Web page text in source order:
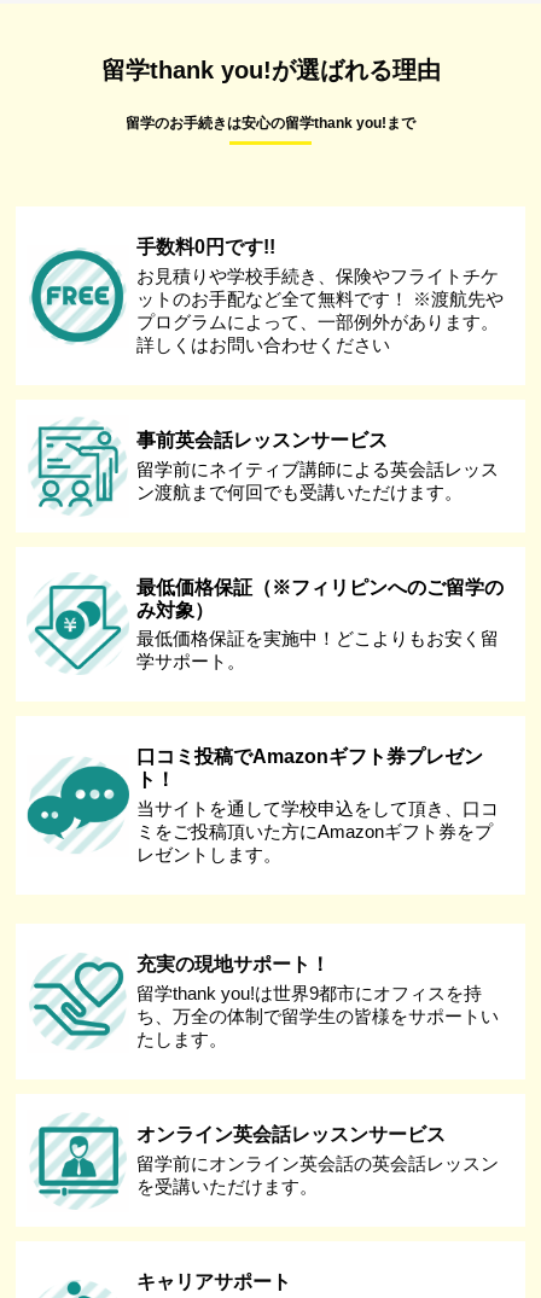
留学thank you!が選ばれる理由
留学のお手続きは安心の留学thank you!まで
手数料0円です!!
お見積りや学校手続き、保険やフライトチケ
ットのお手配など全て無料です！ ※渡航先や
プログラムによって、一部例外があります。
詳しくはお問い合わせください
事前英会話レッスンサービス
留学前にネイティブ講師による英会話レッス
ン渡航まで何回でも受講いただけます。
最低価格保証（※フィリピンへのご留学の
み対象）
最低価格保証を実施中！どこよりもお安く留
学サポート。
口コミ投稿でAmazonギフト券プレゼン
ト！
当サイトを通して学校申込をして頂き、口コ
ミをご投稿頂いた方にAmazonギフト券をプ
レゼントします。
充実の現地サポート！
留学thank you!は世界9都市にオフィスを持
ち、万全の体制で留学生の皆様をサポートい
たします。
オンライン英会話レッスンサービス
留学前にオンライン英会話の英会話レッスン
を受講いただけます。
キャリアサポート